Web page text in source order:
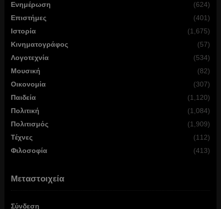
Ενημέρωση
(624)
Επιστήμες
(401)
Ιστορία
(1,675)
Κινηματογράφος
(57)
Λογοτεχνία
(534)
Μουσική
(82)
Οικονομία
(307)
Παιδεία
(1,120)
Πολιτική
(1,084)
Πολιτισμός
(1,909)
Τέχνες
(112)
Φιλοσοφία
(413)
Μεταστοιχεία
Σύνδεση